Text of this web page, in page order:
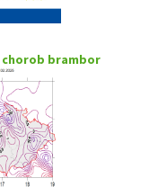
chorob brambor